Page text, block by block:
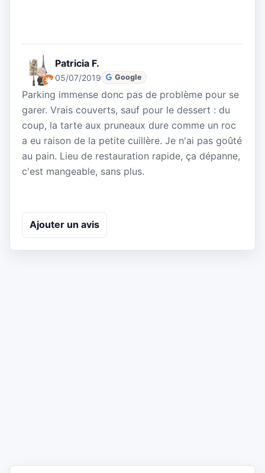
Patricia F.
05/07/2019 Google
Parking immense donc pas de problème pour se
garer. Vrais couverts, sauf pour le dessert : du
coup, la tarte aux pruneaux dure comme un roc
a eu raison de la petite cuillère. Je n'ai pas goûté
au pain. Lieu de restauration rapide, ça dépanne,
c'est mangeable, sans plus.
Ajouter un avis